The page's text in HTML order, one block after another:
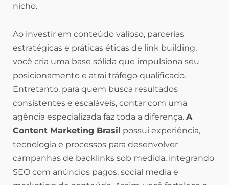
nicho.
Ao investir em conteúdo valioso, parcerias
estratégicas e práticas éticas de link building,
você cria uma base sólida que impulsiona seu
posicionamento e atrai tráfego qualificado.
Entretanto, para quem busca resultados
consistentes e escaláveis, contar com uma
agência especializada faz toda a diferença. A
Content Marketing Brasil possui experiência,
tecnologia e processos para desenvolver
campanhas de backlinks sob medida, integrando
SEO com anúncios pagos, social media e